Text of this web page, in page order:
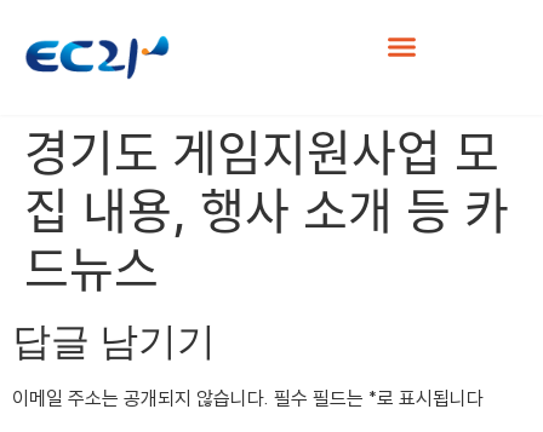
경기도 게임지원사업 모
집 내용, 행사 소개 등 카
드뉴스
답글 남기기
이메일 주소는 공개되지 않습니다. 필수 필드는 *로 표시됩니다